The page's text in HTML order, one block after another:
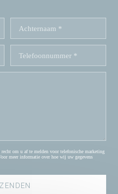
om u af te melden voor telefonische marketing
meer informatie over hoe wij uw gegevens